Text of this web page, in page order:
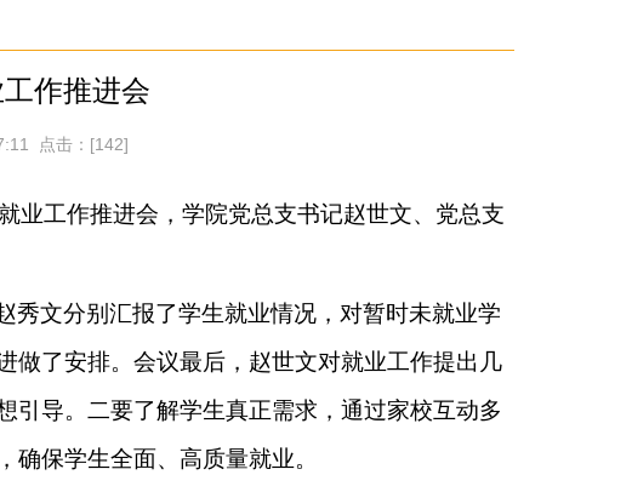
作推进会
点击：[142]
业工作推进会，学院党总支书记赵世文、党总支
秀文分别汇报了学生就业情况，对暂时未就业学
做了安排。会议最后，赵世文对就业工作提出几
引导。二要了解学生真正需求，通过家校互动多
保学生全面、高质量就业。